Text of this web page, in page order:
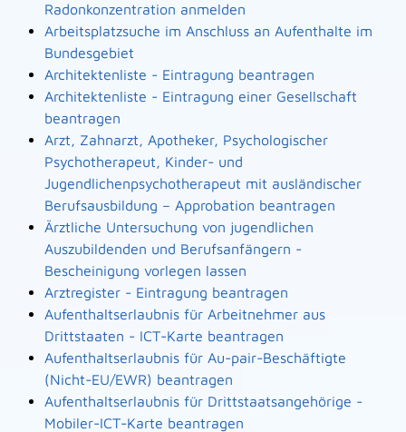
Radonkonzentration anmelden
Arbeitsplatzsuche im Anschluss an Aufenthalte im
Bundesgebiet
Architektenliste - Eintragung beantragen
Architektenliste - Eintragung einer Gesellschaft
beantragen
Arzt, Zahnarzt, Apotheker, Psychologischer
Psychotherapeut, Kinder- und
Jugendlichenpsychotherapeut mit ausländischer
Berufsausbildung – Approbation beantragen
Ärztliche Untersuchung von jugendlichen
Auszubildenden und Berufsanfängern -
Bescheinigung vorlegen lassen
Arztregister - Eintragung beantragen
Aufenthaltserlaubnis für Arbeitnehmer aus
Drittstaaten - ICT-Karte beantragen
Aufenthaltserlaubnis für Au-pair-Beschäftigte
(Nicht-EU/EWR) beantragen
Aufenthaltserlaubnis für Drittstaatsangehörige -
Mobiler-ICT-Karte beantragen